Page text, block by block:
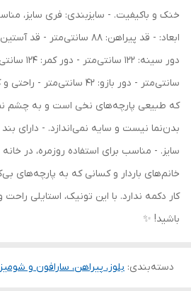
سانتی‌متر - دور بازو: 42
که طبیعی پارچه‌های نخی است و به چشم
بدن‌نما نیست و سایه نمی‌اندازد. - دارای
سایز. - مناسب برای استفاده روزمره، در
خانم‌های باردار و کسانی که به پارچه‌های
کار دکمه ندارد. با این تونیک، استایلی
باشید! ✨
دسته‌بندی: بلوز، پیراهن، سارافون و